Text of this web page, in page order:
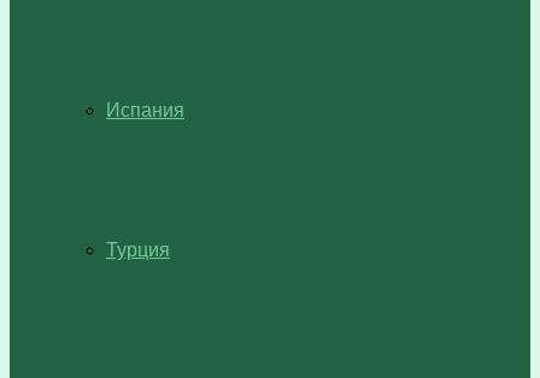
Испания
Турция